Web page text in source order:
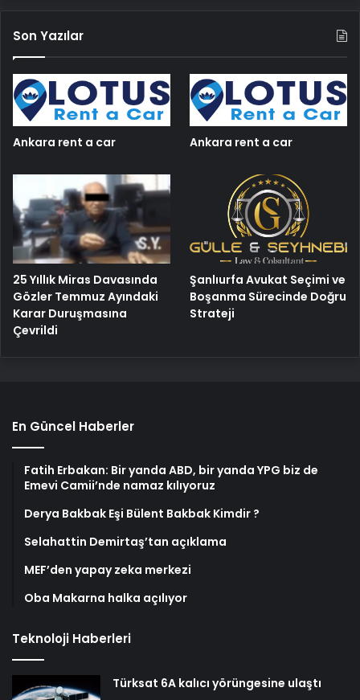
Son Yazılar
Ankara rent a car Ankara rent a car
25 Yıllık Miras Davasında
Gözler Temmuz Ayındaki
Karar Duruşmasına
Çevrildi
Şanlıurfa Avukat Seçimi ve
Boşanma Sürecinde Doğru
Strateji
En Güncel Haberler
Fatih Erbakan: Bir yanda ABD, bir yanda YPG biz de
Emevi Camii’nde namaz kılıyoruz
Derya Bakbak Eşi Bülent Bakbak Kimdir ?
Selahattin Demirtaş’tan açıklama
MEF’den yapay zeka merkezi
Oba Makarna halka açılıyor
Teknoloji Haberleri
Türksat 6A kalıcı yörüngesine ulaştı